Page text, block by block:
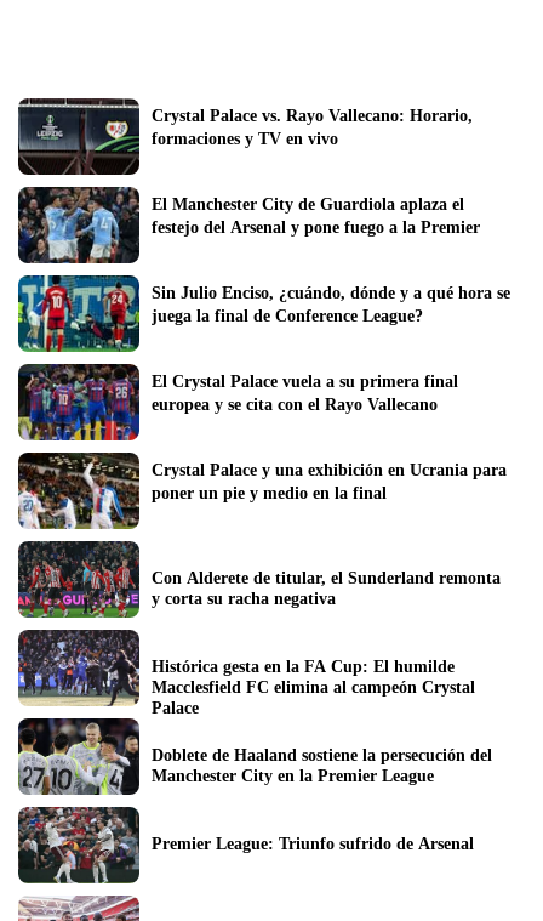
Crystal Palace vs. Rayo Vallecano: Horario,
formaciones y TV en vivo
El Manchester City de Guardiola aplaza el
festejo del Arsenal y pone fuego a la Premier
Sin Julio Enciso, ¿cuándo, dónde y a qué hora se
juega la final de Conference League?
El Crystal Palace vuela a su primera final
Crystal Palace y una exhibición en Ucrania para
poner un pie y medio en la final
Con Alderete de titular, el Sunderland remonta
y corta su racha negativa
Histórica gesta en la FA Cup: El humilde
Macclesfield FC elimina al campeón Crystal
Palace
Doblete de Haaland sostiene la persecución del
Manchester City en la Premier League
Premier League: Triunfo sufrido de Arsenal